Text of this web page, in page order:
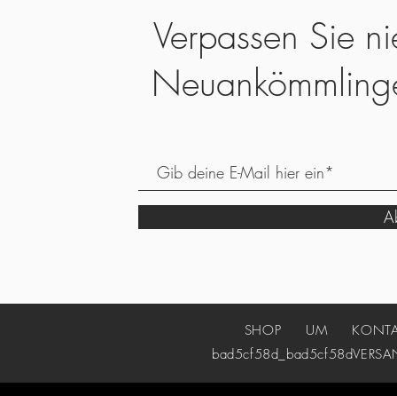
Verpassen Sie
SHOP UM
bad5cf58d_bad5cf58d